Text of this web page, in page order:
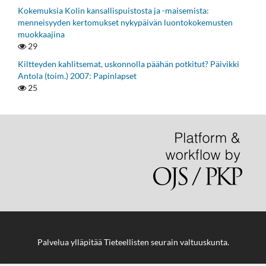
Kokemuksia Kolin kansallispuistosta ja -maisemista:
menneisyyden kertomukset nykypäivän luontokokemusten
muokkaajina
29
Kiltteyden kahlitsemat, uskonnolla päähän potkitut? Päivikki
Antola (toim.) 2007: Papinlapset
25
Palvelua ylläpitääTieteellisten seurain valtuuskunta.